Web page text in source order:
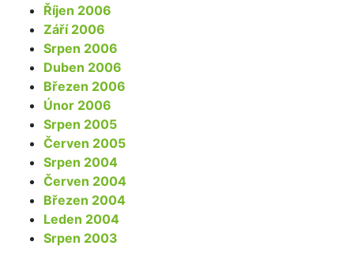
Říjen 2006
Září 2006
Srpen 2006
Duben 2006
Březen 2006
Únor 2006
Srpen 2005
Červen 2005
Srpen 2004
Červen 2004
Březen 2004
Leden 2004
Srpen 2003